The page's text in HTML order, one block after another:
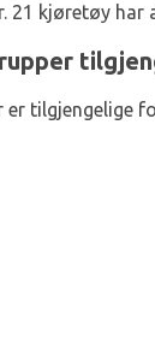
21 kjøretøy har
er tilgjengelige